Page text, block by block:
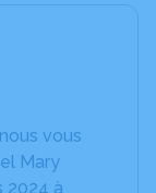
vous
Mary
2024 à